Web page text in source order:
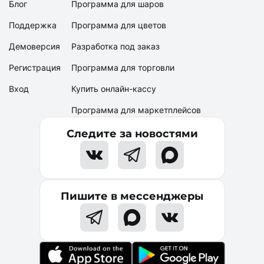
Блог
Поддержка
Демоверсия
Регистрация
Вход
Программа для шаров
Программа для цветов
Разработка под заказ
Программа для торговли
Купить онлайн-кассу
Программа для маркетплейсов
Следите за новостями
Пишите в мессенджеры